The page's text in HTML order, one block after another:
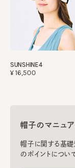
SUNSHINE4
¥16,500
帽子のマニュ
帽子に関する基
のポイントについ